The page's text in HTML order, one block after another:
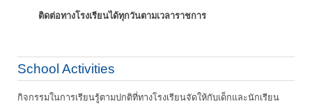
ติดต่อทางโรงเรียนได้ทุกวันตามเวลาราชการ
School Activities
กิจกรรมในการเรียนรู้ตามปกติที่ทางโรงเรียนจัดให้กับเด็กและนักเรียน